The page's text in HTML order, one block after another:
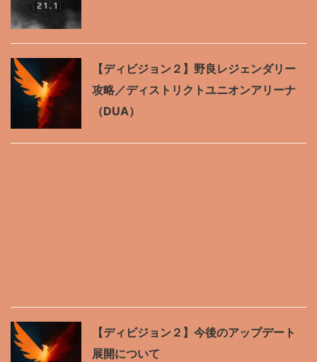
【ディビジョン２】野良レジェンダリー
攻略／ディストリクトユニオンアリーナ
（DUA）
【ディビジョン２】今後のアップデート
展開について